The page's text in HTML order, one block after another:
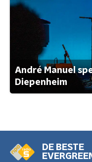
André Manuel
Diepenheim
DE BESTE